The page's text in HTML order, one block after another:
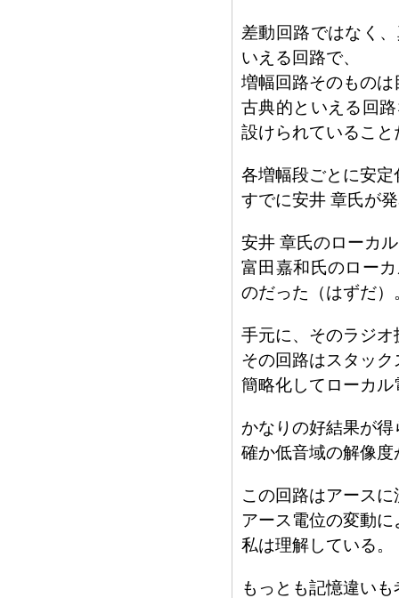
差動回路ではなく
いえる回路で、
増幅回路そのもの
古典的といえる回
設けられていること
各増幅段ごとに安
すでに安井 章氏が
安井 章氏のローカ
富田嘉和氏のロー
のだった（はずだ）
手元に、そのラジ
その回路はスタッ
簡略化してローカ
かなりの好結果が
確か低音域の解像
この回路はアース
アース電位の変動
私は理解している。
もっとも記憶違い